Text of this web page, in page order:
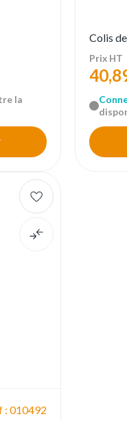
la
Colis
Prix HT
: 010492